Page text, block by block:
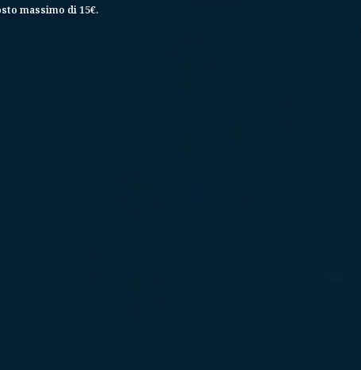
massimo di 15€.